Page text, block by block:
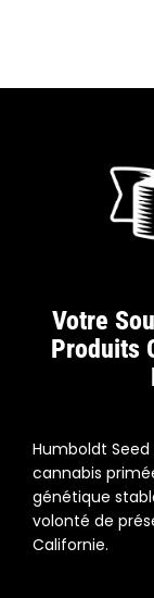
Votre
Produits
Humboldt
cannabis
génétique
volonté de
Californie.